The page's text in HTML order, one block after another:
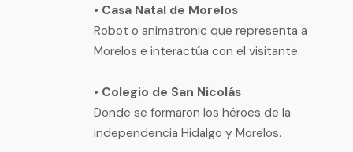
• Casa Natal de Morelos
Robot o animatronic que representa a
Morelos e interactúa con el visitante.
• Colegio de San Nicolás
Donde se formaron los héroes de la
independencia Hidalgo y Morelos.